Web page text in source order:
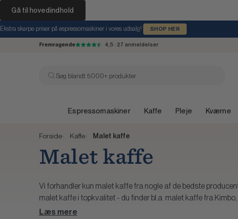
Gå til hovedindhold
Ekstra skarpe priser på espressomaskiner i vores udsalg! SHOP HER
Fremragende 4,5 · 27 anmeldelser
Søg blandt 5000+ produkter
Espressomaskiner Kaffe Pleje Kværne
Forside Kaffe Malet kaffe
Malet kaffe
Vi forhandler kun malet kaffe fra nogle af de bedste
malet kaffe i topkvalitet - du finder bl.a. malet kaffe fra
Læs mere